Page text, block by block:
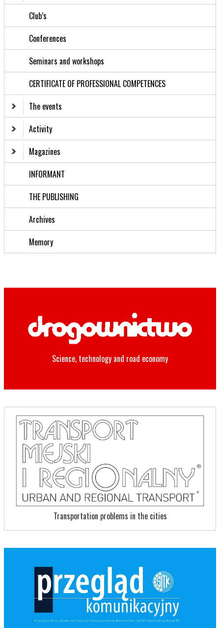
Club’s
Conferences
Seminars and workshops
CERTIFICATE OF PROFESSIONAL COMPETENCES
The events
Activity
Magazines
INFORMANT
THE PUBLISHING
Archives
Memory
Science, technology and road economy
Transportation problems in the cities